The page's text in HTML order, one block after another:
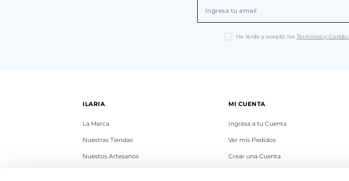
He leído y acepto los Terminos y
ILARIA
La Marca
Nuestras Tiendas
Nuestos Artesanos
MI CUENTA
Ingresa a tu Cuenta
Ver mis Pedidos
Crear una Cuenta